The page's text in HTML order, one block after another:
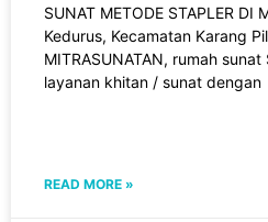
SUNAT METODE STAPLER DI
Kedurus, Kecamatan Karang
MITRASUNATAN, rumah
layanan khitan / sunat dengan
READ MORE »